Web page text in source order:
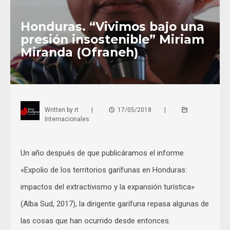
Honduras. “Vivimos bajo una
presión insostenible” Miriam
Miranda (Ofraneh)
Written by rt 17/05/2018
Internacionales
Un año después de que publicáramos el informe
«Expolio de los territorios garífunas en Honduras:
impactos del extractivismo y la expansión turística»
(Alba Sud, 2017), la dirigente garífuna repasa algunas de
las cosas que han ocurrido desde entonces.